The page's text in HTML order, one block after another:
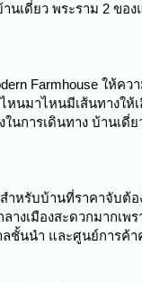
เดี่ยว พระราม 2 ขอ
Farmhouse ให้ควา
นมาไหนมีเส้นทางให้
การเดินทาง บ้านเดี่
สำหรับบ้านที่ราคาจับ
งเมืองสะดวกมากเ
ลชั้นนำ และศูนย์การค้